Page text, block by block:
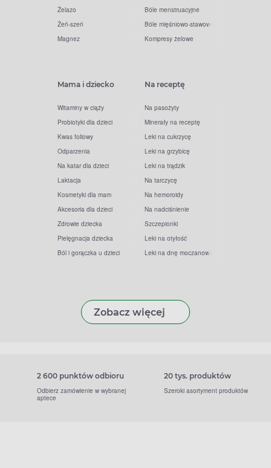
Żelazo
Żeń-szeń
Magnez
Bóle menstruacyjne
Bóle mięśniowo-stawowe
Kompresy żelowe
Mama i dziecko
Witaminy w ciąży
Probiotyki dla dzieci
Kwas foliowy
Odparzenia
Na katar dla dzieci
Laktacja
Kosmetyki dla mam
Akcesoria dla dzieci
Zdrowie dziecka
Pielęgnacja dziecka
Ból i gorączka u dzieci
Na receptę
Na pasożyty
Minerały na receptę
Leki na cukrzycę
Leki na grzybicę
Leki na trądzik
Na tarczycę
Na hemoroidy
Na nadciśnienie
Szczepionki
Leki na otyłość
Leki na dnę moczanową
Zobacz więcej
2 600 punktów odbioru
Odbierz zamówienie w wybranej
aptece
20 tys. produktów
Szeroki asortyment produktów